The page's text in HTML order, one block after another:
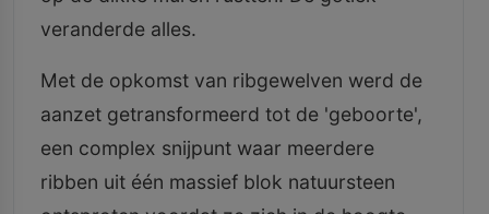
veranderde alles.
Met de opkomst van ribgewelven werd de
aanzet getransformeerd tot de 'geboorte',
een complex snijpunt waar meerdere
ribben uit één massief blok natuursteen